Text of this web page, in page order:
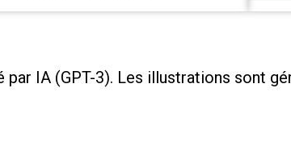
IA (GPT-3). Les illustrations sont